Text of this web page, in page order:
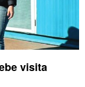
visita